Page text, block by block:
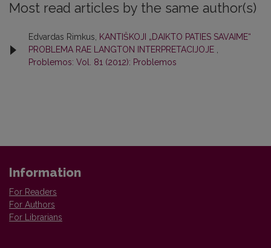
Most read articles by the same author(s)
Edvardas Rimkus,
KANTIŠKOJI „DAIKTO PATIES SAVAIME“
PROBLEMA RAE LANGTON INTERPRETACIJOJE
Problemos: Vol. 81 (2012): Problemos
Information
For Readers
For Authors
For Librarians